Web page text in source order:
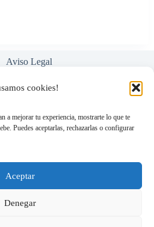
cookies!
a mejorar tu experiencia, mostrarte lo que te
Puedes aceptarlas, rechazarlas o configurar
Aceptar
Denegar
Aviso Legal
y Condiciones
Nosotros
personal (nada de bots)
y rápidos
segura y protegida